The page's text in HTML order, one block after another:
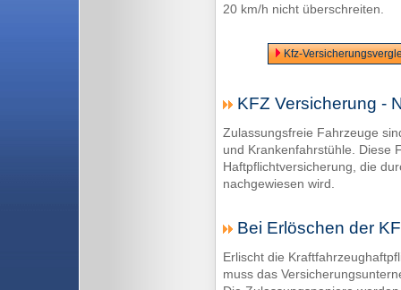
20 km/h nicht überschreiten.
Kfz-
KFZ Versicherung -
Zulassungsfreie Fahrzeuge
und Krankenfahrstühle. Diese
Haftpflichtversicherung, die
nachgewiesen wird.
Bei Erlöschen der
Erlischt die
muss das